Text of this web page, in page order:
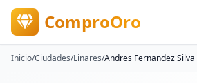
ComproOro
Inicio/Ciudades/Linares/Andres Fernandez Silva